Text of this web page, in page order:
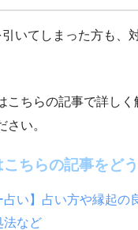
いてしまった方も、
こちらの記事で詳し
さい。
ちらの記事をど
占い】占い方や縁起の
法など